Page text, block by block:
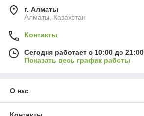
г. Алматы
Алматы, Казахстан
Контакты
Сегодня работает с 10:00 до 21:00
Показать весь график работы
О нас